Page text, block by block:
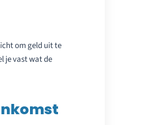
om geld uit te
je vast wat de